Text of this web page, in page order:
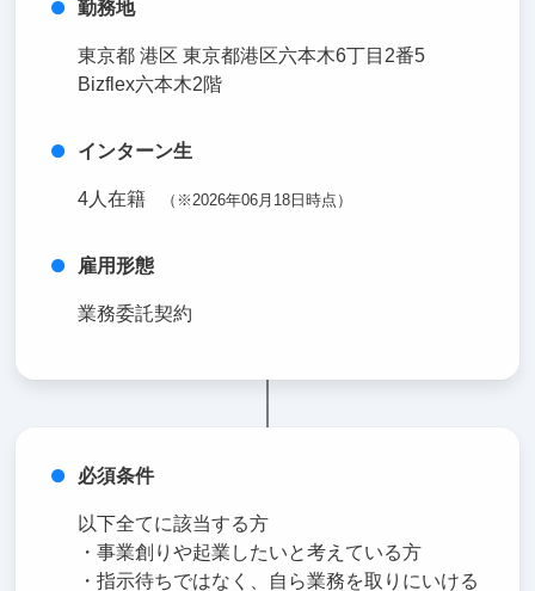
勤務地
東京都 港区 東京都港区六本木6丁目2番5
Bizflex六本木2階
インターン生
4人在籍 （※2026年06月18日時点）
雇用形態
業務委託契約
必須条件
以下全てに該当する方
・事業創りや起業したいと考えている方
・指示待ちではなく、自ら業務を取りにいける